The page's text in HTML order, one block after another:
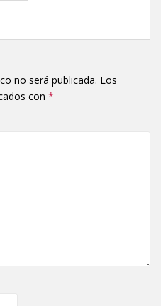
no será publicada. Los
con *